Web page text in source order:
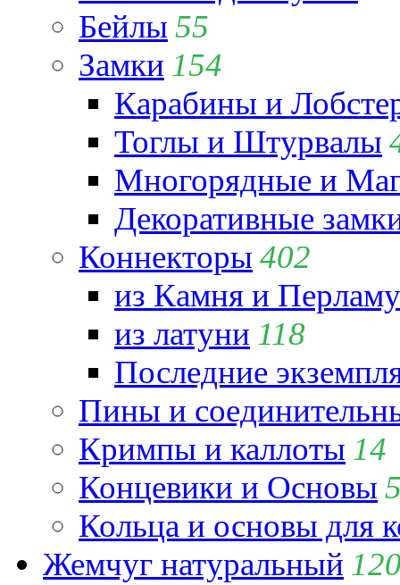
Бейлы 55
Замки 154
Карабины и
Тоглы и Штурвалы
Многорядные и
Декоративные
Коннекторы 402
из Камня и
из латуни 118
Последние
Пины и
Кримпы и каллоты 14
Концевики и Основы
Кольца и основы для
Жемчуг натуральный